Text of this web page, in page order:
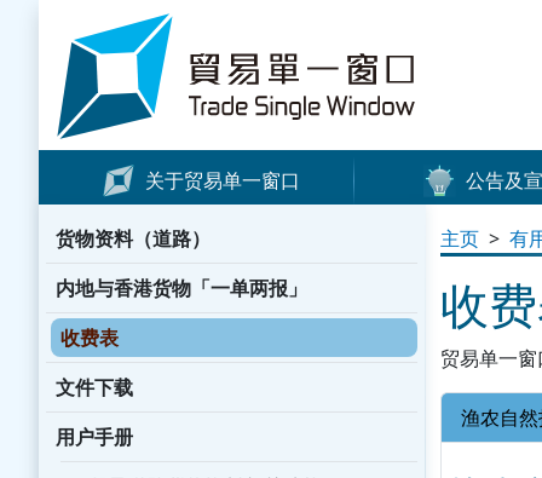
Skip to content
Trade Single Window - Home
关于贸易单一窗口
公告及
新闻公报
宣传资料
货物资料（道路）
内地与香港货物「一单两报」
收费表
文件下载
用户手册
主页 > 有
收
贸易单一
渔农自